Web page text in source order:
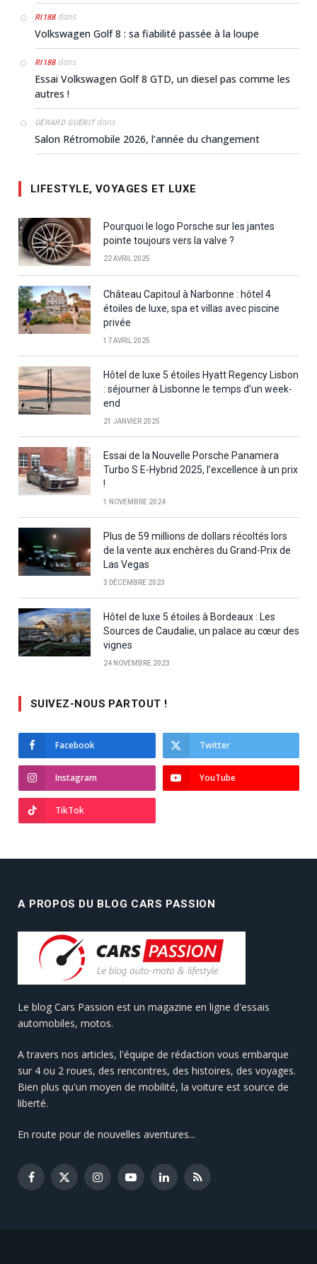
RI188dans
Volkswagen Golf 8 : sa fiabilité passée à la loupe
RI188dans
Essai Volkswagen Golf 8 GTD, un diesel pas comme les
autres !
GÉRARD GUÉRITdans
Salon Rétromobile 2026, l’année du changement
LIFESTYLE, VOYAGES ET LUXE
Pourquoi le logo Porsche sur les jantes
pointe toujours vers la valve ?
22 AVRIL 2025
Château Capitoul à Narbonne : hôtel 4
étoiles de luxe, spa et villas avec piscine
privée
17 AVRIL 2025
Hôtel de luxe 5 étoiles Hyatt Regency Lisbon
: séjourner à Lisbonne le temps d’un week-
end
21 JANVIER 2025
Essai de la Nouvelle Porsche Panamera
Turbo S E-Hybrid 2025, l’excellence à un prix
!
1 NOVEMBRE 2024
Plus de 59 millions de dollars récoltés lors
de la vente aux enchères du Grand-Prix de
Las Vegas
3 DÉCEMBRE 2023
Hôtel de luxe 5 étoiles à Bordeaux : Les
Sources de Caudalie, un palace au cœur des
vignes
24 NOVEMBRE 2023
SUIVEZ-NOUS PARTOUT !
Facebook Twitter
Instagram YouTube
TikTok
A PROPOS DU BLOG CARS PASSION
Le blog Cars Passion est un magazine en ligne d'essais
automobiles, motos.
A travers nos articles, l'équipe de rédaction vous embarque
sur 4 ou 2 roues, des rencontres, des histoires, des voyages.
Bien plus qu'un moyen de mobilité, la voiture est source de
liberté.
En route pour de nouvelles aventures...
Facebook
X
InstagramYouTubeLinkedInRSS